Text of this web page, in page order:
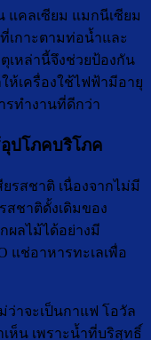
แคลเซียม แมกนีเซียม
เกาะตามท่อน้ำและ
เหล่านี้จึงช่วยป้องกัน
เครื่องใช้ไฟฟ้ามีอายุ
ทำงานที่ดีกว่า
ปโภคบริโภค
รสชาติ เนื่องจากไม่มี
สชาติดั้งเดิมของ
ผลไม้ได้อย่างมี
แช่อาหารทะเลเพื่อ
ว่าจะเป็นกาแฟ โอวัล
ห็น เพราะน้ำที่บริสุทธิ์